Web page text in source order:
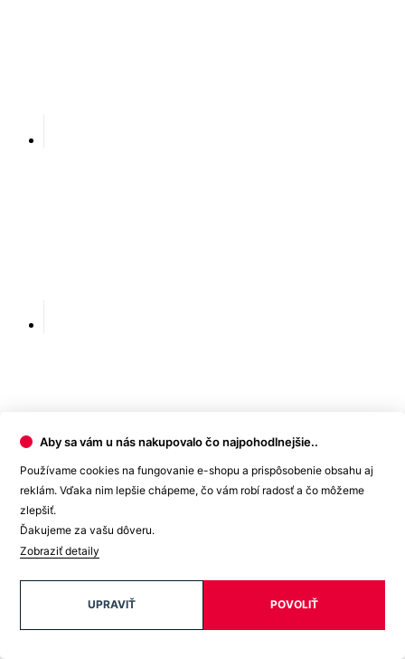
Aby sa vám u nás nakupovalo čo najpohodlnejšie..
Používame cookies na fungovanie e-shopu a prispôsobenie obsahu aj
reklám. Vďaka nim lepšie chápeme, čo vám robí radosť a čo môžeme
zlepšiť.
Ďakujeme za vašu dôveru.
Zobraziť detaily
POVOLIŤ
UPRAVIŤ